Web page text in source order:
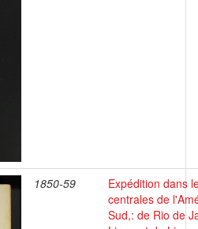
1850-59
Expédition dans
centrales de
Sud,: de Rio de